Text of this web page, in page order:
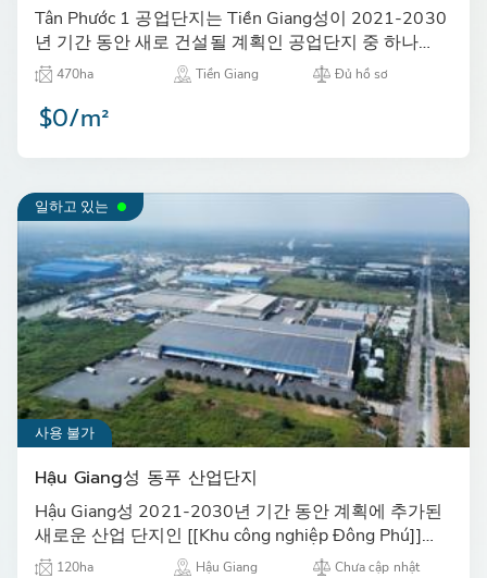
Tân Phước 1 공업단지는 Tiền Giang성이 2021-2030
년 기간 동안 새로 건설될 계획인 공업단지 중 하나로
투자 허가를 받고 있습니다.…
470ha Tiền Giang Đủ hồ sơ
$0/m²
일하고 있는
사용 불가
Hậu Giang성 동푸 산업단지
Hậu Giang성 2021-2030년 기간 동안 계획에 추가된
새로운 산업 단지인 [[Khu công nghiệp Đông Phú]]는
예상 계획 면적이 120 헥타르입니다.…
120ha Hậu Giang Chưa cập nhật